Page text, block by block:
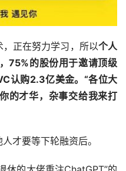
正在努力学习，所以个人
75%的股份用于邀请顶级
认购2.3亿美金。“各位大
的才华，杂事交给我来打
才要等下轮融资后。